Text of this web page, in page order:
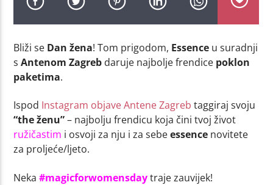
Bliži se Dan žena! Tom prigodom, Essence u suradnji
sAntenom Zagreb daruje najbolje frendice poklon
paketima.
Ispod Instagram objave Antene Zagreb taggiraj svoju
“the ženu”– najbolju frendicu koja čini tvoj život
ružičastim i osvoji za nju i za sebeessence novitete
za proljeće/ljeto.
Neka#magicforwomensdaytraje zauvijek!